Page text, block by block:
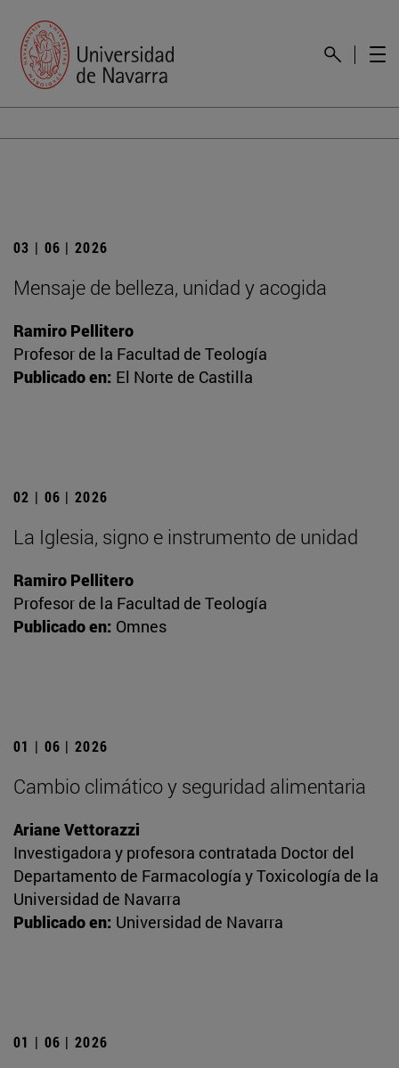
03 | 06 | 2026
Mensaje de belleza, unidad y acogida
Ramiro Pellitero
Profesor de la Facultad de Teología
Publicado en: El Norte de Castilla
02 | 06 | 2026
La Iglesia, signo e instrumento de unidad
Ramiro Pellitero
Profesor de la Facultad de Teología
Publicado en: Omnes
01 | 06 | 2026
Cambio climático y seguridad alimentaria
Ariane Vettorazzi
Investigadora y profesora contratada Doctor del
Departamento de Farmacología y Toxicología de la
Universidad de Navarra
Publicado en: Universidad de Navarra
01 | 06 | 2026